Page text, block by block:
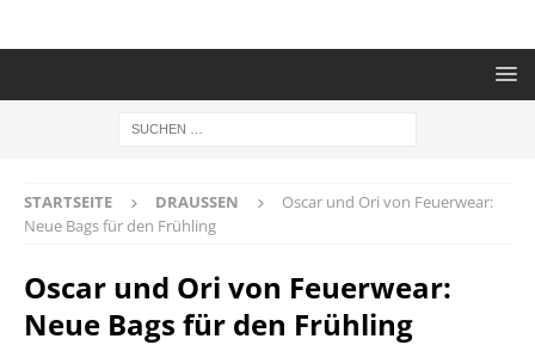
STARTSEITE DRAUSSEN
Oscar und Ori von Feuerwear:
Neue Bags für den Frühling
Oscar und Ori von Feuerwear:
Neue Bags für den Frühling